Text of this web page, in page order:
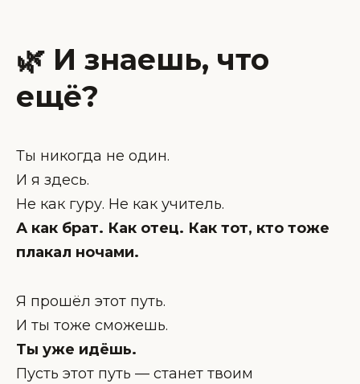
🌿 И знаешь, что
ещё?
Ты никогда не один.
И я здесь.
Не как гуру. Не как учитель.
А как брат. Как отец. Как тот, кто тоже
плакал ночами.
Я прошёл этот путь.
И ты тоже сможешь.
Ты уже идёшь.
Пусть этот путь — станет твоим